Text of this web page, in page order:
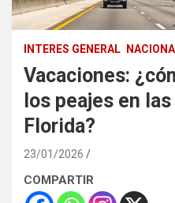
INTERES GENERAL
Vacaciones:
los peajes en
Florida?
23/01/2026
COMPARTIR